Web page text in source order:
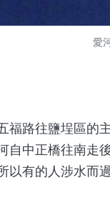
愛
路往鹽埕區的主
自中正橋往南走
以有的人涉水而